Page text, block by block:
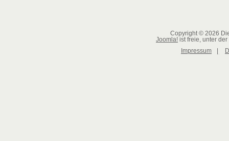
Copyright © 2026
Joomla! ist freie, unter der
Impressum